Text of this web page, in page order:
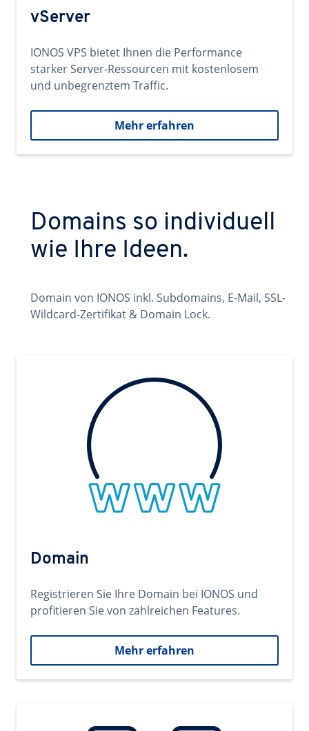
vServer
IONOS VPS bietet Ihnen die Performance
starker Server-Ressourcen mit kostenlosem
und unbegrenztem Traffic.
Mehr erfahren
Domains so individuell
wie Ihre Ideen.
Domain von IONOS inkl. Subdomains, E-Mail, SSL-
Wildcard-Zertifikat & Domain Lock.
Domain
Registrieren Sie Ihre Domain bei IONOS und
profitieren Sie von zahlreichen Features.
Mehr erfahren